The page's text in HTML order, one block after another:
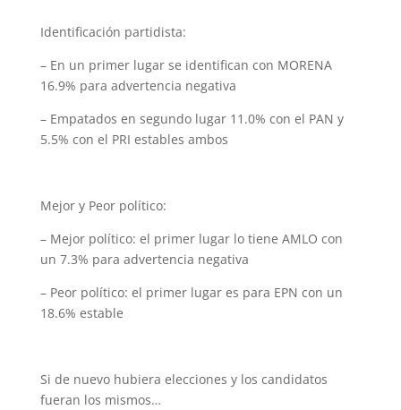
Identificación partidista:
– En un primer lugar se identifican con MORENA
16.9% para advertencia negativa
– Empatados en segundo lugar 11.0% con el PAN y
5.5% con el PRI estables ambos
Mejor y Peor político:
– Mejor político: el primer lugar lo tiene AMLO con
un 7.3% para advertencia negativa
– Peor político: el primer lugar es para EPN con un
18.6% estable
Si de nuevo hubiera elecciones y los candidatos
fueran los mismos…